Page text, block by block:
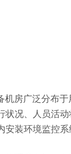
房广泛分布于
况、人员活
装环境监控